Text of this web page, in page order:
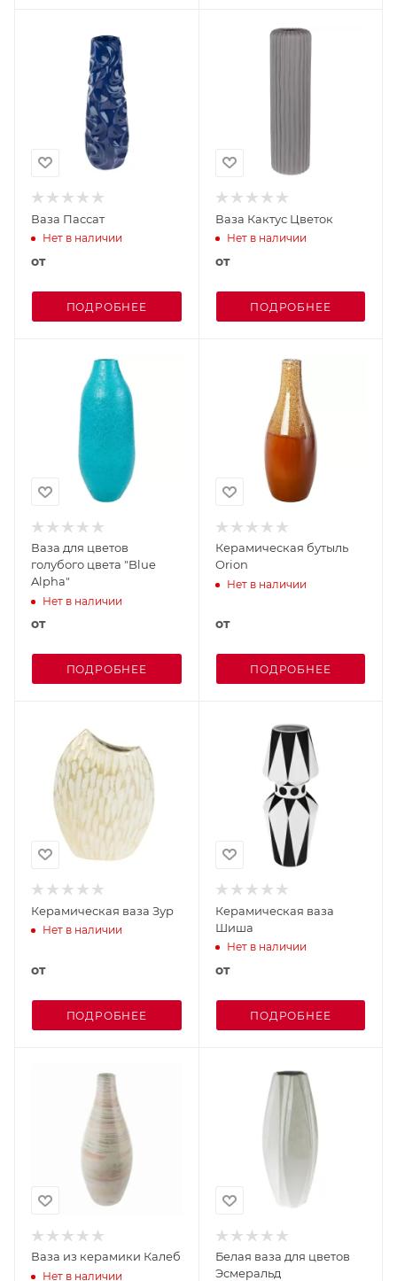
Ваза Пассат
Нет в наличии
от
ПОДРОБНЕЕ
Ваза Кактус Цветок
Нет в наличии
от
ПОДРОБНЕЕ
Ваза для цветов
голубого цвета "Blue
Alpha"
Нет в наличии
от
ПОДРОБНЕЕ
Керамическая бутыль
Orion
Нет в наличии
от
ПОДРОБНЕЕ
Керамическая ваза Зур
Нет в наличии
от
ПОДРОБНЕЕ
Керамическая ваза
Шиша
Нет в наличии
от
ПОДРОБНЕЕ
Ваза из керамики Калеб
Нет в наличии
Белая ваза для цветов
Эсмеральд